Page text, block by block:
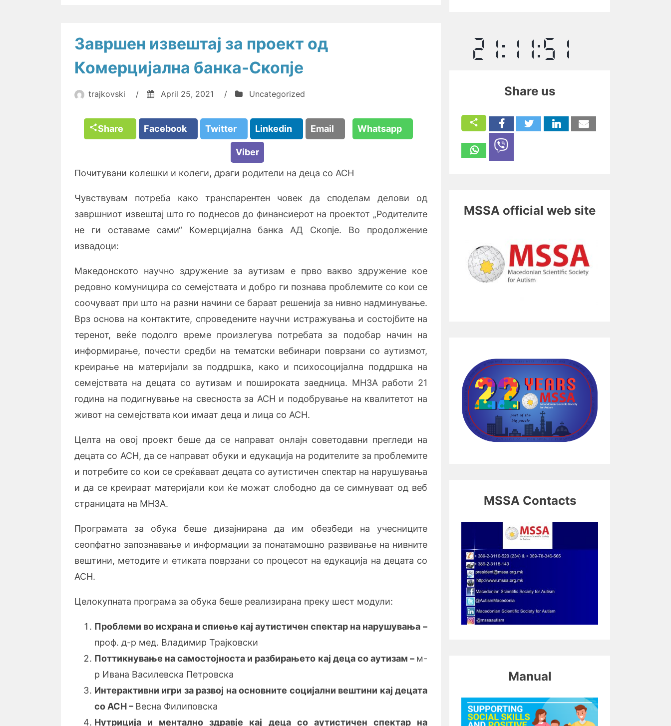
Завршен извештај за проект од
Комерцијална банка-Скопје
trajkovski / April 25, 2021 / Uncategorized
Share Facebook Twitter Linkedin Email Whatsapp
Viber
Почитувани колешки и колеги, драги родители на деца со АСН
Чувствувам потреба како транспарентен човек да споделам делови од
завршниот извештај што го поднесов до финансиерот на проектот „Родителите
не ги оставаме сами“ Комерцијална банка АД Скопје. Во продолжение
извадоци:
Македонското научно здружение за аутизам е прво вакво здружение кое
редовно комуницира со семејствата и добро ги познава проблемите со кои се
соочуваат при што на разни начини се бараат решенија за нивно надминување.
Врз основа на контактите, спроведените научни истражувања и состојбите на
теренот, веќе подолго време произлегува потребата за подобар начин на
информирање, почести средби на тематски вебинари поврзани со аутизмот,
креирање на материјали за поддршка, како и психосоцијална поддршка на
семејствата на децата со аутизам и пошироката заедница. МНЗА работи 21
година на подигнување на свесноста за АСН и подобрување на квалитетот на
живот на семејствата кои имаат деца и лица со АСН.
Целта на овој проект беше да се направат онлајн советодавни прегледи на
децата со АСН, да се направат обуки и едукација на родителите за проблемите
и потребите со кои се среќаваат децата со аутистичен спектар на нарушувања
и да се креираат материјали кои ќе можат слободно да се симнуваат од веб
страницата на МНЗА.
Програмата за обука беше дизајнирана да им обезбеди на учесниците
сеопфатно запознавање и информации за понатамошно развивање на нивните
вештини, методите и етиката поврзани со процесот на едукација на децата со
АСН.
Целокупната програма за обука беше реализирана преку шест модули:
Проблеми во исхрана и спиење кај аутистичен спектар на нарушувања –
проф. д-р мед. Владимир Трајковски
Поттикнување на самостојноста и разбирањето кај деца со аутизам – м-
р Ивана Василевска Петровска
Интерактивни игри за развој на основните социјални вештини кај децата
со АСН– Весна Филиповска
Нутриција и ментално здравје кај деца со аутистичен спектар на
Share us
MSSA official web site
MSSA Contacts
Manual